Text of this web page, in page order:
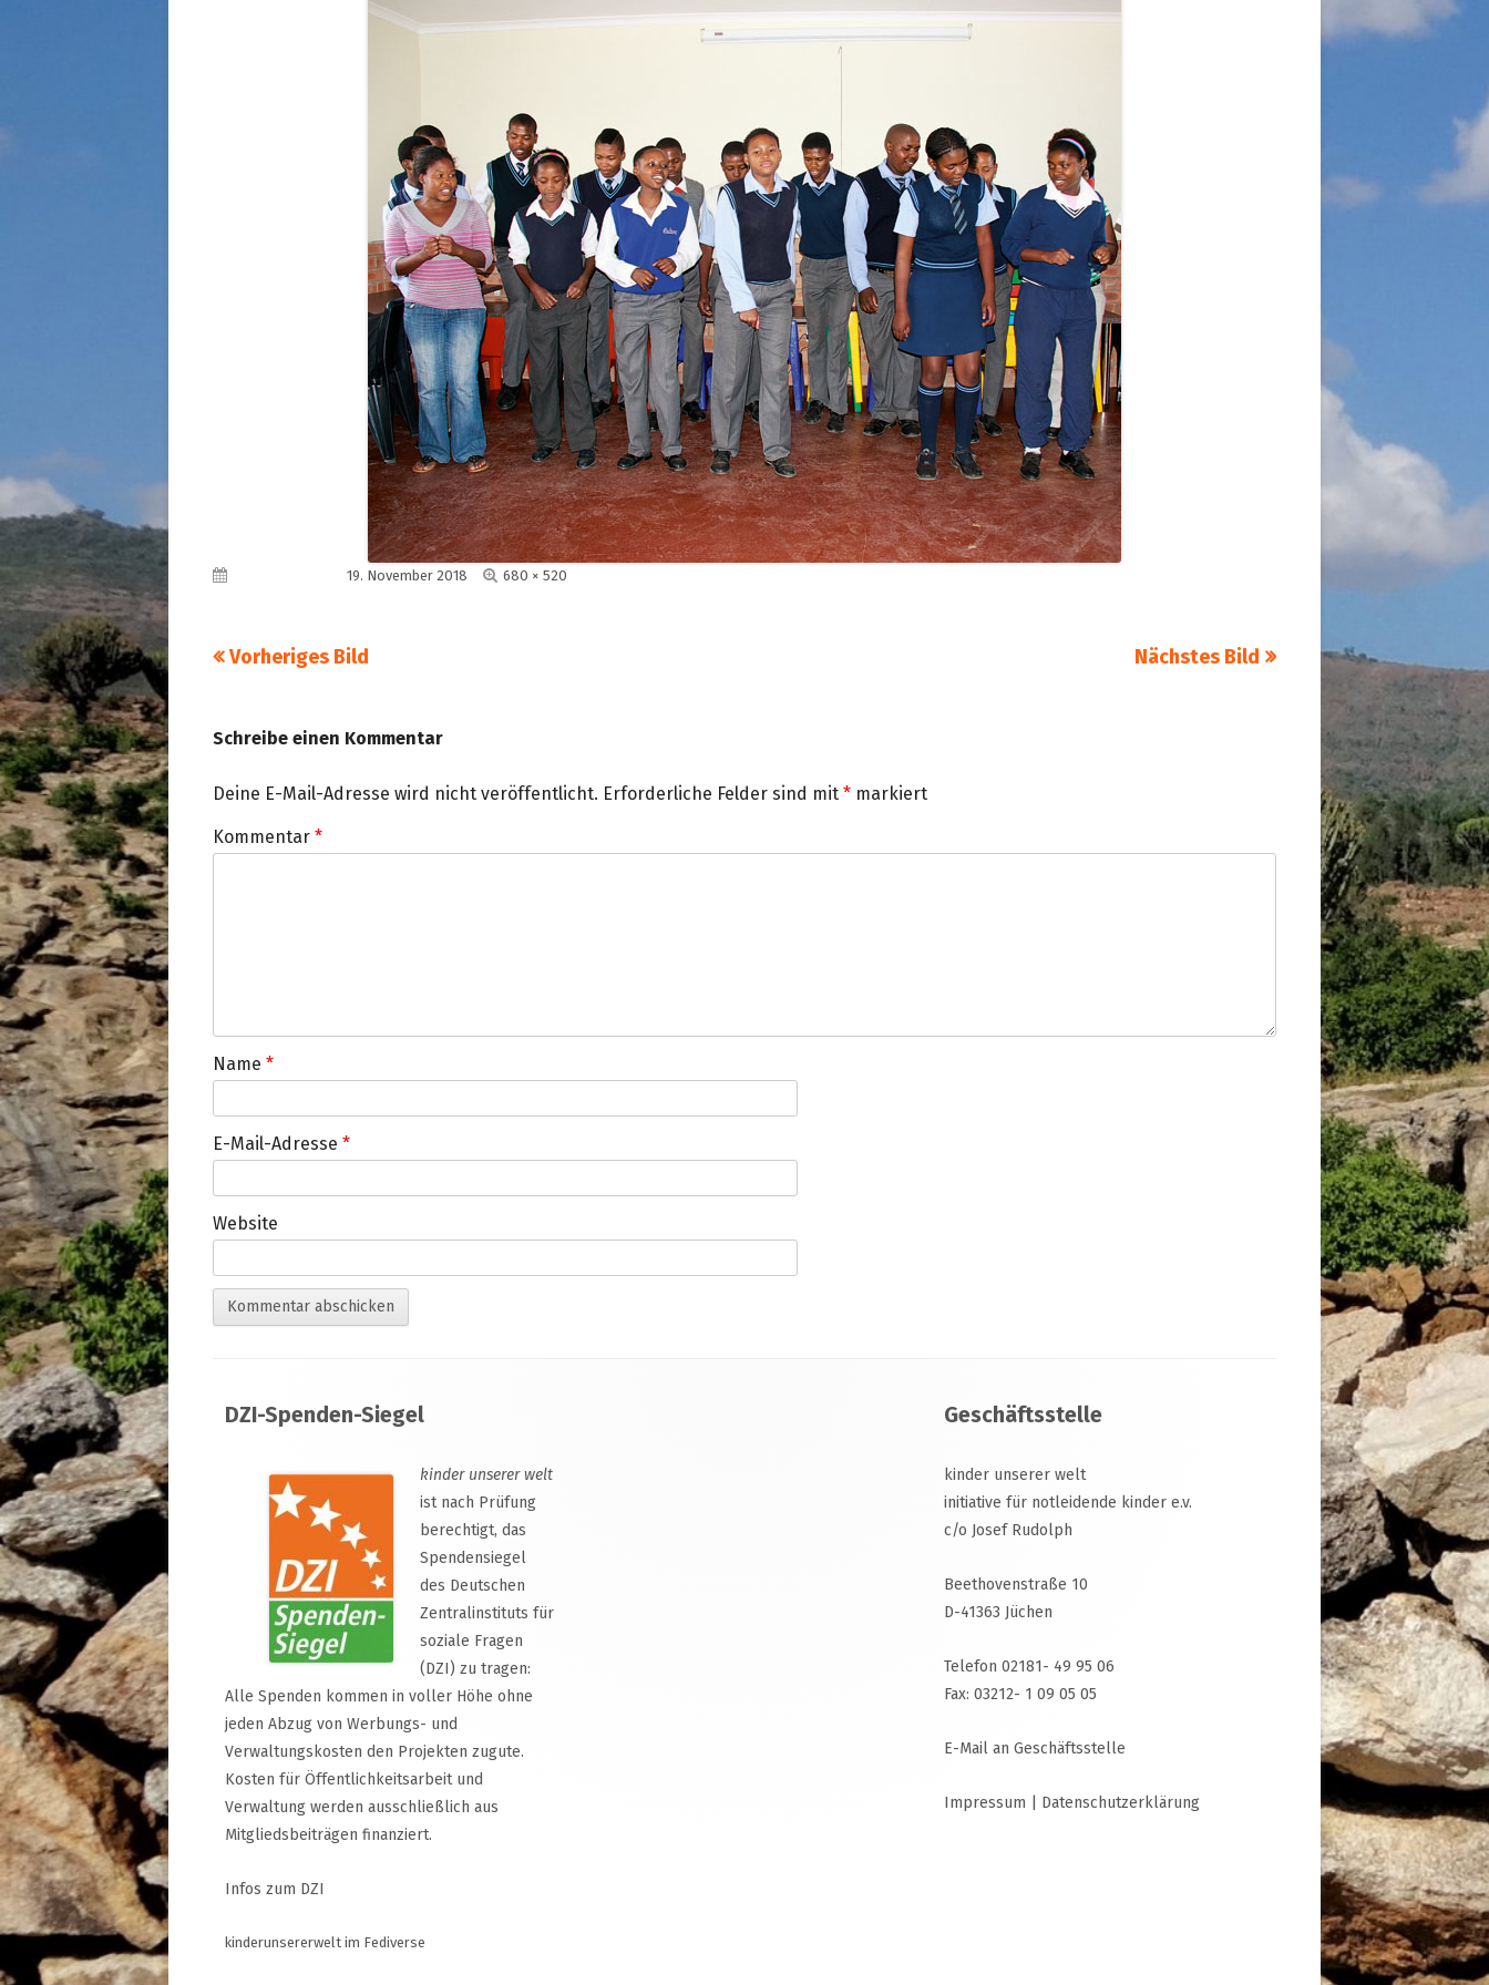
FÖRDERZENTRUM
ABGESCHLOSSENE PROJEKTE
ÄTHIOPIEN – AUSBILDUNGSZENTRUM FÜR
MÜTTER IN NOT
MUTTER-KIND-KLINIK IN ENDASELASSIE
ÄTHIOPIEN — MEDIZINISCHE HILFE FÜR
MUTTER UND KIND
MEDIZINISCHE HILFE FÜR MÜTTER UND
KINDER – WIR BLEIBEN DRAN!
UNTERSTÜTZUNG FÜR SCHUL- UND
STRASSENKINDER
MENNA MULUGETA
SATZUNG UND LEITLINIEN
IMPRESSUM
DATENSCHUTZERKLÄRUNG
CHILDREN OF OUR WORLD – INITIATIVE
FOR CHILDREN IN MISERY
Veröffentlicht am19. November 2018
Volle
680 × 520
Vorheriges Bild Nächstes Bild
Schreibe einen Kommentar
Deine E-Mail-Adresse wird nicht veröffentlicht. Erforderliche Felder sind mit * markiert
Kommentar *
Name *
E-Mail-Adresse *
Website
Inhalt
DZI-Spenden-Siegel
kinder unserer welt
ist nach Prüfung
berechtigt, das
Spendensiegel
des Deutschen
Zentralinstituts für
soziale Fragen
(DZI) zu tragen:
Alle Spenden kommen in voller Höhe ohne
jeden Abzug von Werbungs- und
Verwaltungskosten den Projekten zugute.
Kosten für Öffentlichkeitsarbeit und
Verwaltung werden ausschließlich aus
Mitgliedsbeiträgen finanziert.
Infos zum DZI
kinderunsererwelt im Fediverse
Geschäftsstelle
kinder unserer welt
initiative für notleidende kinder e.v.
c/o Josef Rudolph
Beethovenstraße 10
D-41363 Jüchen
Telefon 02181- 49 95 06
Fax: 03212- 1 09 05 05
E-Mail an Geschäftsstelle
Impressum Datenschutzerklärung